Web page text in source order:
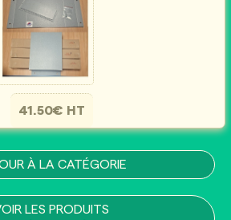
41.50€ HT
À LA CATÉGORIE
LES PRODUITS